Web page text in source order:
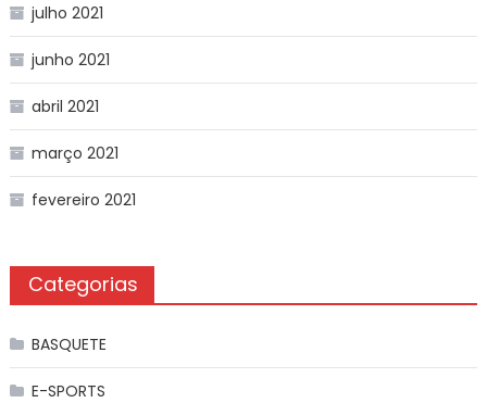
julho 2021
junho 2021
abril 2021
março 2021
fevereiro 2021
Categorias
BASQUETE
E-SPORTS